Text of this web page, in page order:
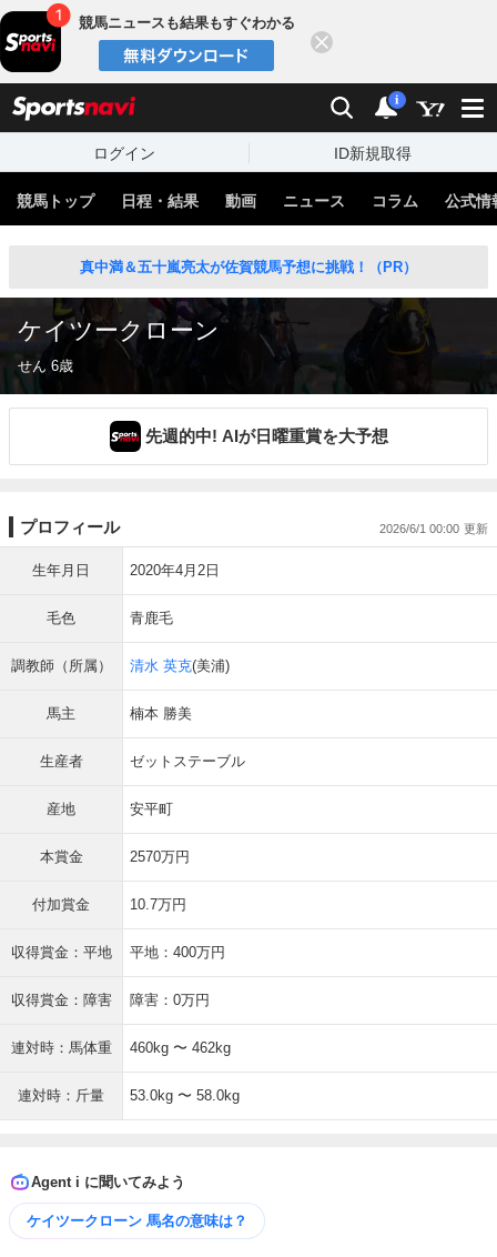
競馬ニュースも結果もすぐわかる
検索 通知
i
ログイン ID新規取得
競馬トップ 日程・結果 動画 ニュース コラム 公式情
真中満＆五十嵐亮太が佐賀競馬予想に挑戦！（PR）
ケイツークローン
せん 6歳
先週的中! AIが日曜重賞を大予想
プロフィール 2026/6/1 00:00
生年月日 2020年4月2日
毛色 青鹿毛
調教師（所属） 清水 英克(美浦)
馬主 楠本 勝美
生産者 ゼットステーブル
産地 安平町
本賞金 2570万円
付加賞金 10.7万円
収得賞金：平地 平地：400万円
収得賞金：障害 障害：0万円
連対時：馬体重 460kg 〜 462kg
連対時：斤量 53.0kg 〜 58.0kg
Agent i に聞いてみよう
ケイツークローン 馬名の意味は？